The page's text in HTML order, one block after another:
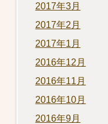
2017年3月
2017年2月
2017年1月
2016年12月
2016年11月
2016年10月
2016年9月